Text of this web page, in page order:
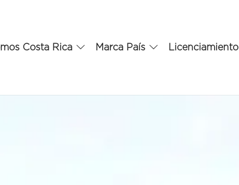
Costa Rica Marca País Licenciamiento